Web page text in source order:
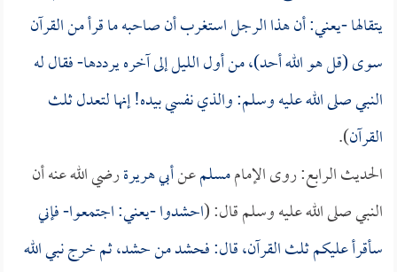
يتقالها -يعني: أن هذا الرجل استغرب أن صاحبه ما قرأ من القرآن
سوى (قل هو الله أحد)، من أول الليل إلى آخره يرددها- فقال له
النبي صلى الله عليه وسلم: والذي نفسي بيده! إنها لتعدل ثلث
القرآن).
الحديث الرابع: روى الإماممسلمعنأبي هريرةرضي الله عنه أن
النبي صلى الله عليه وسلم قال: (احشدوا -يعني: اجتمعوا- فإني
سأقرأ عليكم ثلث القرآن، قال: فحشد من حشد، ثم خرج نبي الله